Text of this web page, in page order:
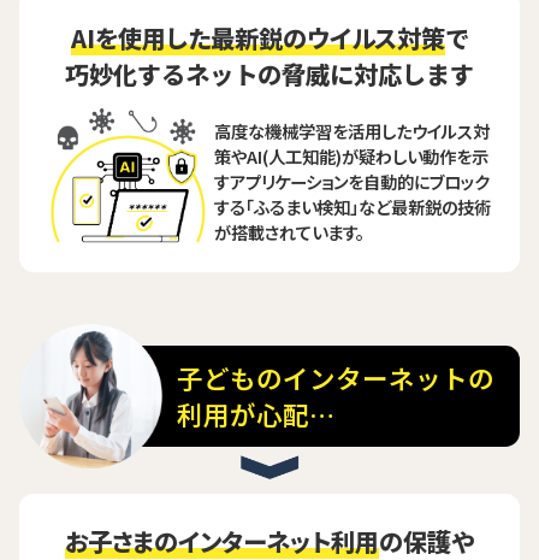
AIを使用した最新鋭のウイルス対策で
巧妙化するネットの脅威に対応します
高度な機械学習を活用したウイルス対
策やAI(人工知能)が疑わしい動作を示
すアプリケーションを自動的にブロック
する「ふるまい検知」など最新鋭の技術
が搭載されています。
子どものインターネットの
利用が心配…
お子さまのインターネット利用の保護や